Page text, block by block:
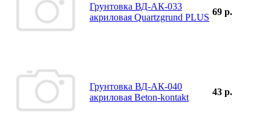
Грунтовка ВД-АК-033
акриловая Quartzgrund PLUS
69 р.
Грунтовка ВД-АК-040
акриловая Beton-kontakt
43 р.